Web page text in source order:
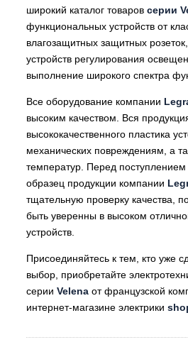
широкий каталог товаров серии
функциональных устройств от
влагозащитных защитных
устройств регулирования
выполнение широкого спектра
Все оборудование компании
высоким качеством. Вся
высококачественного пластика
механических повреждениям, а
температур. Перед
образец продукции компании
тщательную проверку качества,
быть уверенны в высоком
устройств.
Присоединяйтесь к тем, кто уже
выбор, приобретайте
серии Velena от французской
интернет-магазине электрики